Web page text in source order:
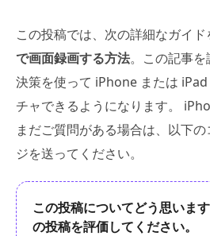
この投稿では、次の詳細なガイ
で画面録画する方法。この記事
決策を使って iPhone または
チャできるようになります。
まだご質問がある場合は、以下
ジを送ってください。
この投稿についてどう思いま
の投稿を評価してください。